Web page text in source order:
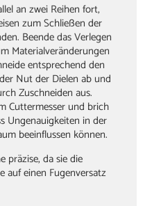
an zwei Reihen fort,
zum Schließen der
Beende das Verlegen
Materialveränderungen
entsprechend den
Nut der Dielen ab und
Zuschneiden aus.
Cuttermesser und brich
Ungenauigkeiten in der
beeinflussen können.
präzise, da sie die
einen Fugenversatz